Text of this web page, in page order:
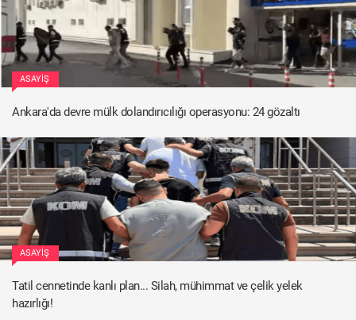
ASAYIŞ
Ankara'da devre mülk dolandırıcılığı operasyonu: 24 gözaltı
ASAYIŞ
Tatil cennetinde kanlı plan... Silah, mühimmat ve çelik yelek
hazırlığı!